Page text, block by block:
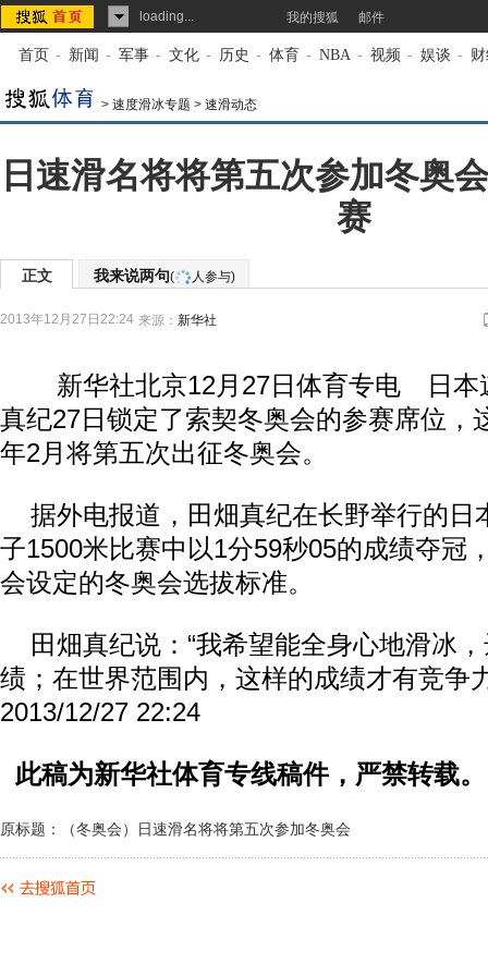
loading... 我的搜狐 邮件
首页 - 新闻 - 军事 - 文化 - 历史 - 体育 - NBA - 视频 - 娱谈 -
> 速度滑冰专题 > 速滑动态
日速滑名将将第五次参加冬奥
赛
正文 我来说两句( 人参与)
2013年12月27日22:24 来源： 新华社
新华社北京12月27日体育专电 日本
真纪27日锁定了索契冬奥会的参赛席位，
年2月将第五次出征冬奥会。
据外电报道，田畑真纪在长野举行的日
子1500米比赛中以1分59秒05的成绩夺冠
会设定的冬奥会选拔标准。
田畑真纪说：“我希望能全身心地滑冰
绩；在世界范围内，这样的成绩才有竞争
2013/12/27 22:24
此稿为新华社体育专线稿件，严禁转载。
原标题：（冬奥会）日速滑名将将第五次参加冬奥会